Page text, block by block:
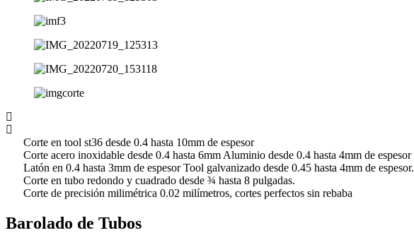
Corte en tool st36 desde 0.4 hasta 10mm de espesor
Corte acero inoxidable desde 0.4 hasta 6mm Aluminio desde 0.4 hasta 4mm de espesor
Latón en 0.4 hasta 3mm de espesor Tool galvanizado desde 0.45 hasta 4mm de espesor.
Corte en tubo redondo y cuadrado desde ¾ hasta 8 pulgadas.
Corte de precisión milimétrica 0.02 milímetros, cortes perfectos sin rebaba
Barolado de Tubos